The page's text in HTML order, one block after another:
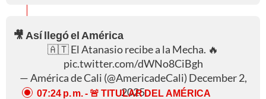
🎥 Así llegó el América
🇦🇹 El Atanasio recibe a la Mecha. 🔥
pic.twitter.com/dWNo8CiBgh
— América de Cali (@AmericadeCali) December 2,
2025
07:24 p. m. - 🚨 TITULAR DEL AMÉRICA